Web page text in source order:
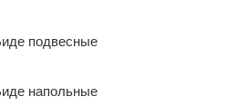
подвесные
напольные